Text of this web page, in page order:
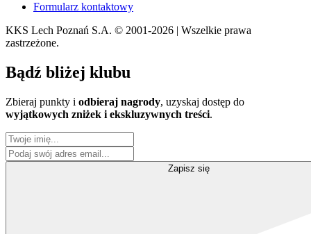
Formularz kontaktowy
KKS Lech Poznań S.A. © 2001-2026 | Wszelkie prawa
zastrzeżone.
Bądź bliżej klubu
Zbieraj punkty i odbieraj nagrody, uzyskaj dostęp do
wyjątkowych zniżek i ekskluzywnych treści.
Zapisz się